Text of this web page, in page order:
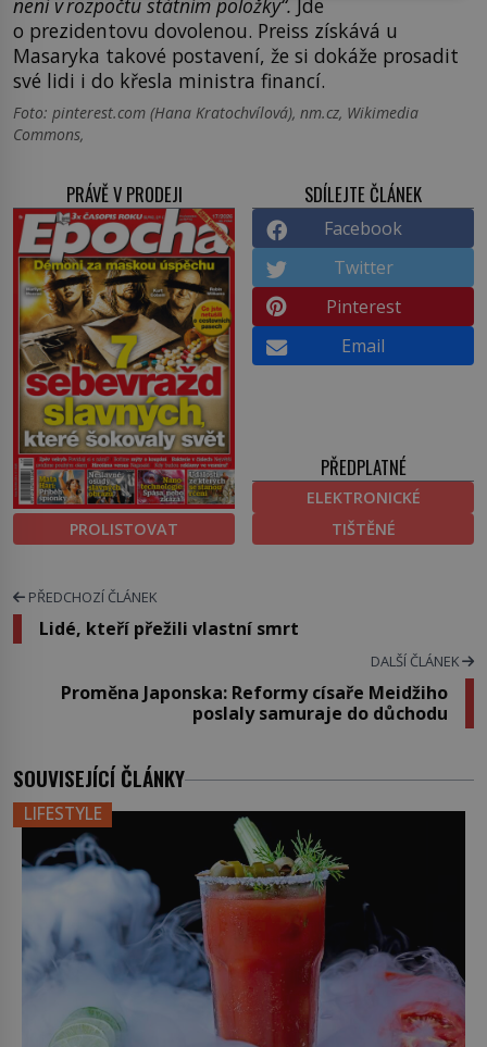
není v rozpočtu státním položky“. Jde
o prezidentovu dovolenou. Preiss získává u
Masaryka takové postavení, že si dokáže prosadit
své lidi i do křesla ministra financí.
Foto: pinterest.com (Hana Kratochvílová), nm.cz, Wikimedia
Commons,
PRÁVĚ V PRODEJI
PROLISTOVAT
SDÍLEJTE ČLÁNEK
Facebook
Twitter
Pinterest
Email
PŘEDPLATNÉ
ELEKTRONICKÉ
TIŠTĚNÉ
PŘEDCHOZÍ ČLÁNEK
Lidé, kteří přežili vlastní smrt
DALŠÍ ČLÁNEK
Proměna Japonska: Reformy císaře Meidžiho
poslaly samuraje do důchodu
SOUVISEJÍCÍ ČLÁNKY
LIFESTYLE